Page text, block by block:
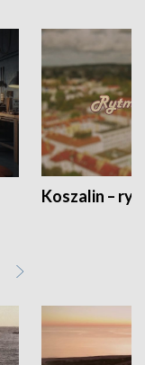
Koszalin –